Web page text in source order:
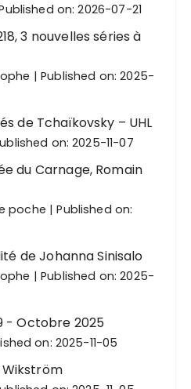
on: 2026-07-21
3 nouvelles séries à
Published on: 2025-
de Tchaïkovsky – UHL
on: 2025-11-07
du Carnage, Romain
poche
Published on:
de Johanna Sinisalo
Published on: 2025-
- Octobre 2025
on: 2025-11-05
Wikström